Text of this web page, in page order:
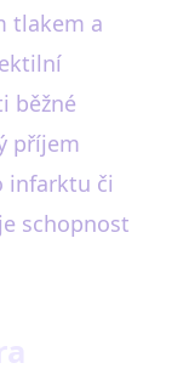
tlakem a
běžné
příjem
infarktu či
schopnost